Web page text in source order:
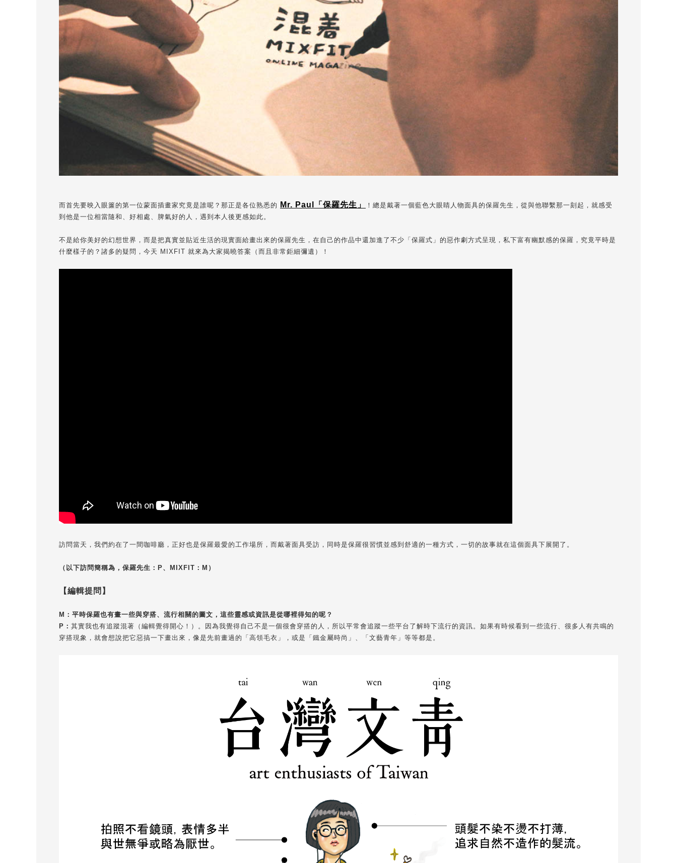
而首先要映入眼簾的第一位蒙面插畫家究竟是誰呢？那正是各位熟悉的 Mr. Paul「保羅先生」
！總是戴著一個藍色大眼睛人物面具的保羅先生，從與他聯繫那一刻起，就感受
到他是一位相當隨和、好相處、脾氣好的人，遇到本人後更感如此。
不是給你美好的幻想世界，而是把真實並貼近生活的現實面給畫出來的保羅先生，在自己的作品中還加進了不少「保羅式」的惡作劇方式呈現，私下富有幽默感的保羅，究竟平時是
什麼樣子的？諸多的疑問，今天 MIXFIT 就來為大家揭曉答案（而且非常鉅細彌遺）！
訪問當天，我們約在了一間咖啡廳，正好也是保羅最愛的工作場所，而戴著面具受訪，同時是保羅很習慣並感到舒適的一種方式，一切的故事就在這個面具下展開了。
（以下訪問簡稱為，保羅先生：P、 MIXFIT：M ）
【編輯提問】
M：平時保羅也有畫一些與穿搭、流行相關的圖文，這些靈感或資訊是從哪裡得知的呢？
P： 其實我也有追蹤混著（編輯覺得開心！）。因為我覺得自己不是一個很會穿搭的人，所以平常會追蹤一些平台了解時下流行的資訊。如果有時候看到一些流行、很多人有共鳴的
穿搭現象，就會想說把它惡搞一下畫出來，像是先前畫過的「高領毛衣」，或是「鐵金屬時尚」、「文藝青年」等等都是。